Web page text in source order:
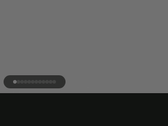
Ir al elemento 1
Ir al elemento 2
Ir al elemento 3
Ir al elemento 4
Ir al elemento 5
Ir al elemento 6
Ir al elemento 7
Ir al elemento 8
Ir al elemento 9
Ir al elemento 10
Ir al elemento 11
Ir al elemento 12